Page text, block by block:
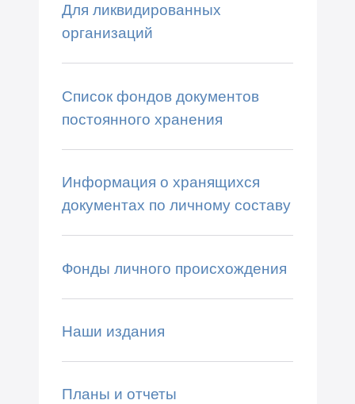
Для ликвидированных
организаций
Список фондов документов
постоянного хранения
Информация о хранящихся
документах по личному составу
Фонды личного происхождения
Наши издания
Планы и отчеты